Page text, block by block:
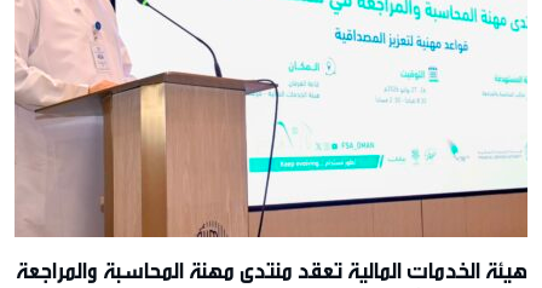
هيئة الخدمات المالية تعقد منتدى مهنة المحاسبة والمراجعة